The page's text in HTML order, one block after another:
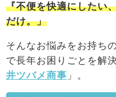
『不便を快適にしたい
だけ。」
そんなお悩みをお持ち
で長年お困りごとを解
井ツバメ商事 」。